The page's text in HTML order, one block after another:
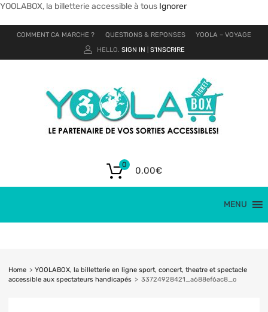
YOOLABOX, la billetterie accessible à tous Ignorer
COMMENT CA MARCHE ? QUESTIONS & REPONSES
YOOLA – VOYAGE
HELLO. SIGN IN S'INSCRIRE
0,00€
0
MENU
Home > YOOLABOX, la billetterie en ligne sport, concert, theatre et spectacle
accessible aux spectateurs handicapés > 33724928421_a688ef6ac8_o